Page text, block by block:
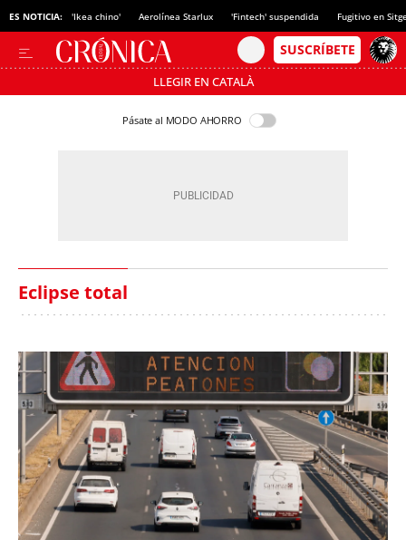
ES NOTICIA: 'Ikea chino' Aerolínea Starlux 'Fintech' suspendida Fugitivo en
LLEGIR EN CATALÀ
Pásate al MODO AHORRO
Eclipse total